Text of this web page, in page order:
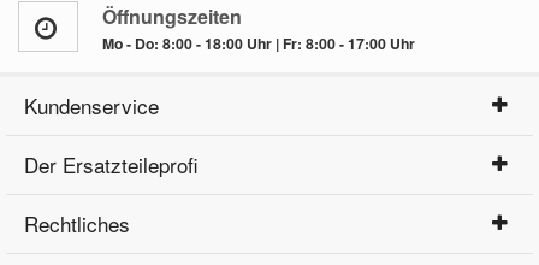
Öffnungszeiten
Mo - Do: 8:00 - 18:00 Uhr | Fr: 8:00 - 17:00 Uhr
Kundenservice
Der Ersatzteileprofi
Rechtliches